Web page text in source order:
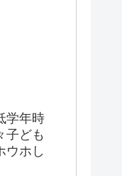
学年時
子ども
ウホし